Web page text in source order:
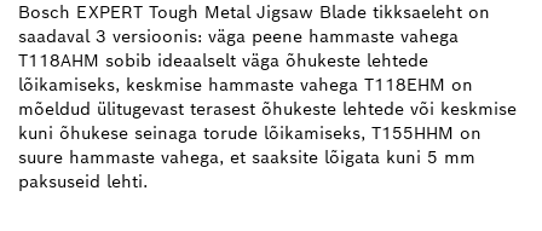
Bosch EXPERT Tough Metal Jigsaw Blade tikksaeleht on
saadaval 3 versioonis: väga peene hammaste vahega
T118AHM sobib ideaalselt väga õhukeste lehtede
lõikamiseks, keskmise hammaste vahega T118EHM on
mõeldud ülitugevast terasest õhukeste lehtede või keskmise
kuni õhukese seinaga torude lõikamiseks, T155HHM on
suure hammaste vahega, et saaksite lõigata kuni 5 mm
paksuseid lehti.